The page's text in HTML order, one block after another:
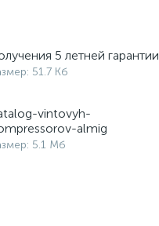
5 летней гарантии
51.7 Кб
vintovyh-
almig
5.1 Мб